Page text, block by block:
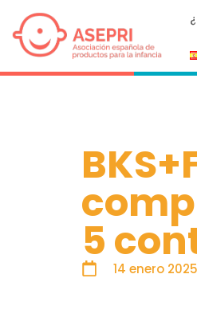
5
14 enero 2025